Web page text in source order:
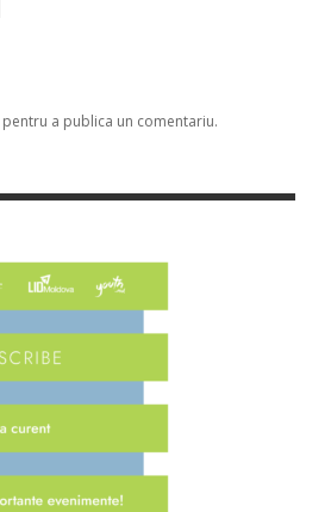
pentru a publica un comentariu.